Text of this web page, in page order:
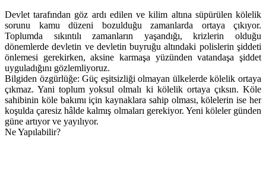
Devlet tarafından göz ardı edilen ve kilim altına süpürülen kölelik
sorunu kamu düzeni bozulduğu zamanlarda ortaya çıkıyor.
Toplumda sıkıntılı zamanların yaşandığı, krizlerin olduğu
dönemlerde devletin ve devletin buyruğu altındaki polislerin şiddeti
önlemesi gerekirken, aksine karmaşa yüzünden vatandaşa şiddet
uyguladığını gözlemliyoruz.
Bilgiden özgürlüğe: Güç eşitsizliği olmayan ülkelerde kölelik ortaya
çıkmaz. Yani toplum yoksul olmalı ki kölelik ortaya çıksın. Köle
sahibinin köle bakımı için kaynaklara sahip olması, kölelerin ise her
koşulda çaresiz hâlde kalmış olmaları gerekiyor. Yeni köleler günden
güne artıyor ve yayılıyor.
Ne Yapılabilir?